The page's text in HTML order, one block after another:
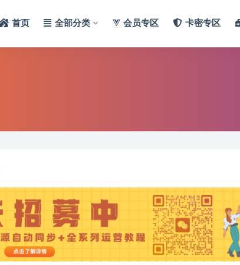
首页 全部分类 会员专区 卡密专区